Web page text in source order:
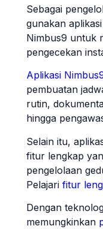
Sebagai
gunakan
Nimbus9 untuk
pengecekan
Aplikasi
pembuatan
rutin,
hingga
Selain itu,
fitur lengkap
pengelolaan
Pelajari fitur
Dengan
memungkinkan